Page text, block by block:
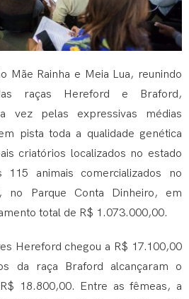
Mãe Rainha e Meia Lua, reunindo
raças Hereford e Braford,
vez pelas expressivas médias
pista toda a qualidade genética
criatórios localizados no estado
115 animais comercializados no
no Parque Conta Dinheiro, em
total de R$ 1.073.000,00.
Hereford chegou a R$ 17.100,00
da raça Braford alcançaram o
18.800,00. Entre as fêmeas, a